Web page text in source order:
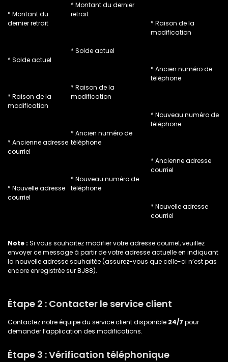
* Montant du
dernier retrait
* Solde actuel
* Raison de la
modification
* Ancienne adresse
courriel
* Nouvelle adresse
courriel
* Montant du dernier
retrait
* Solde actuel
* Raison de la
modification
* Ancien numéro de
téléphone
* Nouveau numéro de
téléphone
* Raison de la
modification
* Ancien numéro de
téléphone
* Nouveau numéro de
téléphone
* Ancienne adresse
courriel
* Nouvelle adresse
courriel
Note : Si vous souhaitez modifier votre adresse courriel, veuillez
envoyer ce message à partir de votre adresse actuelle en indiquant
la nouvelle adresse souhaitée (assurez-vous que celle-ci n’est pas
encore enregistrée sur BJ88).
Étape 2 : Contacter le service client
Contactez notre équipe du service client disponible 24/7 pour
demander l’application des modifications.
Étape 3 : Vérification téléphonique